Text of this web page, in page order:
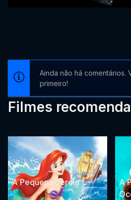
Ainda não há comentários.
primeiro!
Filmes
A Pequena Sereia
A